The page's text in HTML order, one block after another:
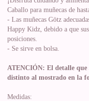
Caballo para muñecas de
- Las muñecas Götz
Happy Kidz, debido a que
posiciones.
- Se sirve en bolsa.
ATENCIÓN: El detalle
distinto al mostrado en la
Medidas: